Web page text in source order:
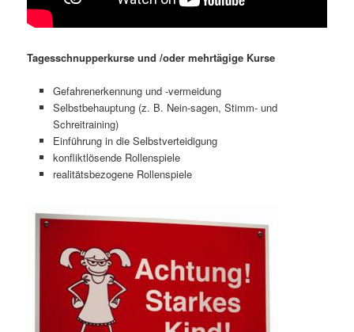
Tagesschnupperkurse und /oder mehrtägige Kurse
Gefahrenerkennung und -vermeidung
Selbstbehauptung (z. B. Nein-sagen, Stimm- und
Schreitraining)
Einführung in die Selbstverteidigung
konfliktlösende Rollenspiele
realitätsbezogene Rollenspiele